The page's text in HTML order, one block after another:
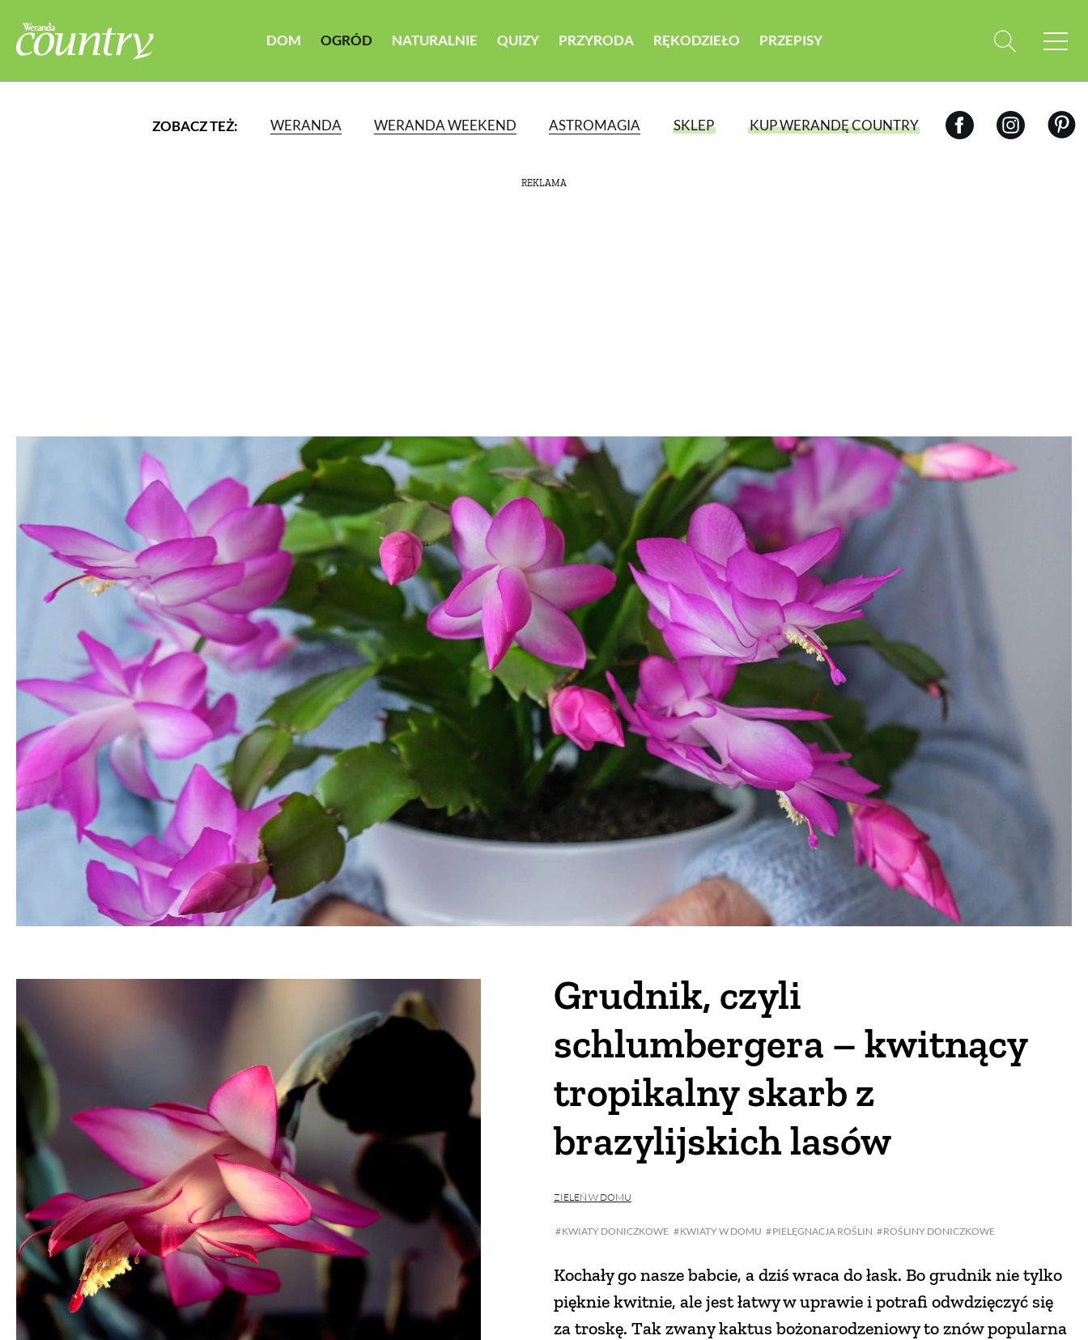
DOM OGRÓD NATURALNIE QUIZY PRZYRODA RĘKODZIEŁO PRZEPISY
ZOBACZ TEŻ: WERANDA WERANDA WEEKEND ASTROMAGIA SKLEP KUP WERANDĘ COUNTRY
REKLAMA
Grudnik, czyli
schlumbergera – kwitnący
tropikalny skarb z
brazylijskich lasów
ZIELEŃ W DOMU
KWIATY DONICZKOWE KWIATY W DOMU PIELĘGNACJA ROŚLIN ROŚLINY DONICZKOWE
Kochały go nasze babcie, a dziś wraca do łask. Bo grudnik nie tylko
pięknie kwitnie, ale jest łatwy w uprawie i potrafi odwdzięczyć się
za troskę. Tak zwany kaktus bożonarodzeniowy to znów popularna
OGRÓD WARZYWA I OWOCE ROŚLINY OGRODOWE PORADY ZIELEŃ W DOMU
PROJEKTOWANIE OGRODU NATURALNIE URODA NATURALNA APTECZKA
DLA DOMU EKO ŻYCIE PRZYRODA ZWIERZĘTA DOMOWE
ZWIERZĘTA W NATURZE GRZYBY KRAJOBRAZ RĘKODZIEŁO RZEMIOSŁO
ZWYCZAJE ZRÓB TO SAM PRZEPISY ŚNIADANIA PRZYSTAWKI ZUPY
DANIA GŁÓWNE CIASTA I DESERY DODATKI PRZETWORY INNE